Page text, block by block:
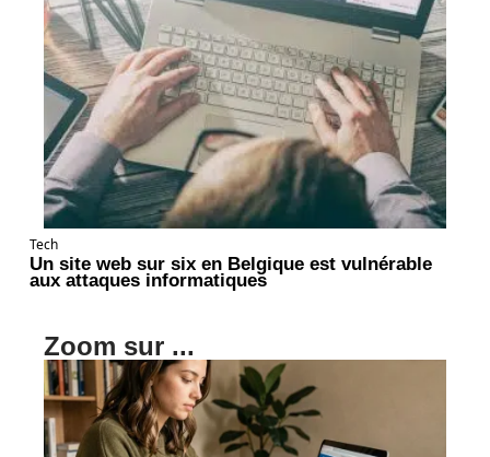
Tech
Un site web sur six en Belgique est vulnérable
aux attaques informatiques
Zoom sur ...